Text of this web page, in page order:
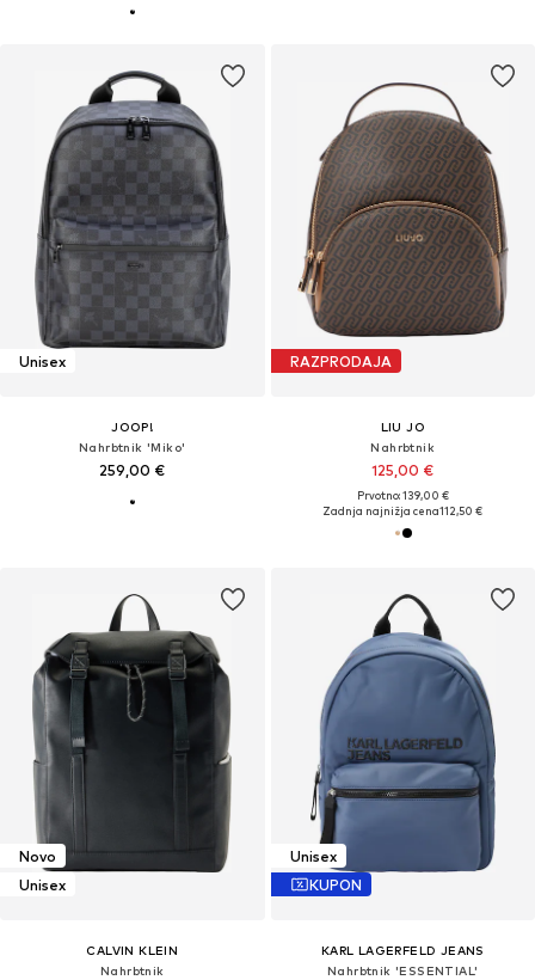
Unisex
JOOP!
Nahrbtnik 'Miko'
259,00 €
RAZPRODAJA
LIU JO
Nahrbtnik
125,00 €
Prvotno: 139,00 €
Zadnja najnižja cena112,50 €
Novo
Unisex
CALVIN KLEIN
Nahrbtnik
Unisex
KUPON
KARL LAGERFELD JEANS
Nahrbtnik 'ESSENTIAL'